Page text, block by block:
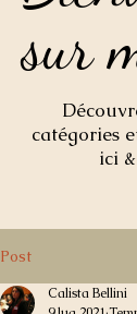
sur
sur
catégories
ici
Post
Calista Bellini